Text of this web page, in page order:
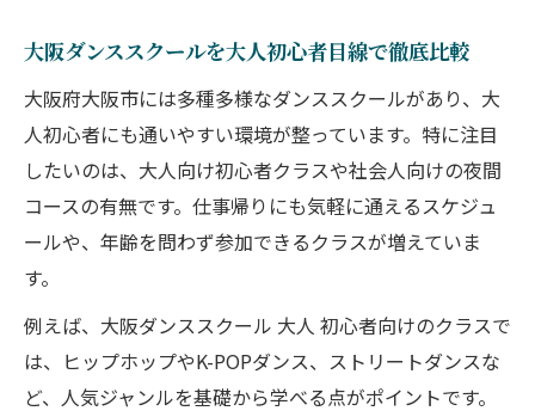
無理なく続けられるダンススクールの選択
術
ダンスを趣味にしたい方必見の始め方
ダンススクールで趣味を始める最初の一歩
未経験からでも楽しめるダンススクールの
選び方
活用法
ダンススクールで日常にリフレッシュを取
り入れる
大阪ダンススクールを大人初心者目線で徹底比較
大阪府大阪市には多種多様なダンススクールがあり、大
人初心者にも通いやすい環境が整っています。特に注目
したいのは、大人向け初心者クラスや社会人向けの夜間
コースの有無です。仕事帰りにも気軽に通えるスケジュ
ールや、年齢を問わず参加できるクラスが増えていま
す。
例えば、大阪ダンススクール 大人 初心者向けのクラスで
は、ヒップホップやK-POPダンス、ストリートダンスな
ど、人気ジャンルを基礎から学べる点がポイントです。